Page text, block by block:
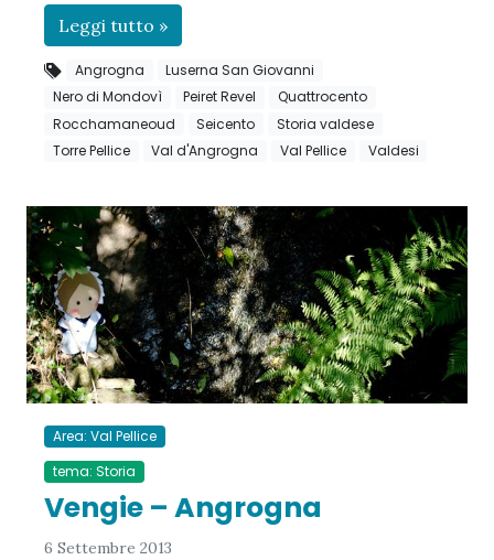
Leggi tutto »
Angrogna
Luserna San Giovanni
Nero di Mondovì
Peiret Revel
Quattrocento
Rocchamaneoud
Seicento
Storia valdese
Torre Pellice
Val d'Angrogna Val Pellice Valdesi
Area: Val Pellice
tema: Storia
Vengie – Angrogna
6 Settembre 2013